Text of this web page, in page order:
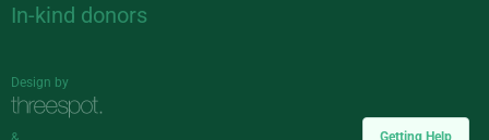
Getting Help
In-kind donors
Design by